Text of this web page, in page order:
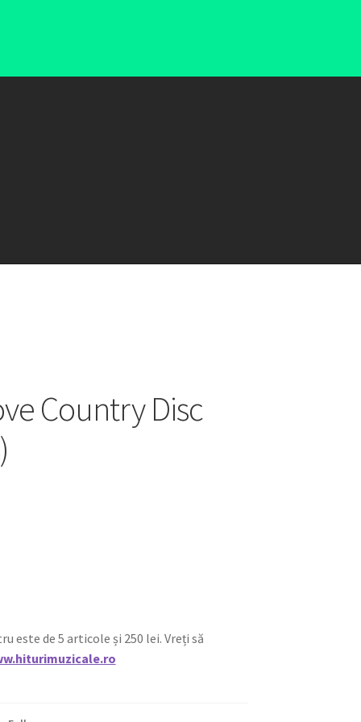
Country Disc
este de 5 articole și 250 lei. Vreți să